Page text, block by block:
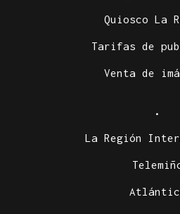
Quiosco La
Tarifas de
Venta de
.
La Región